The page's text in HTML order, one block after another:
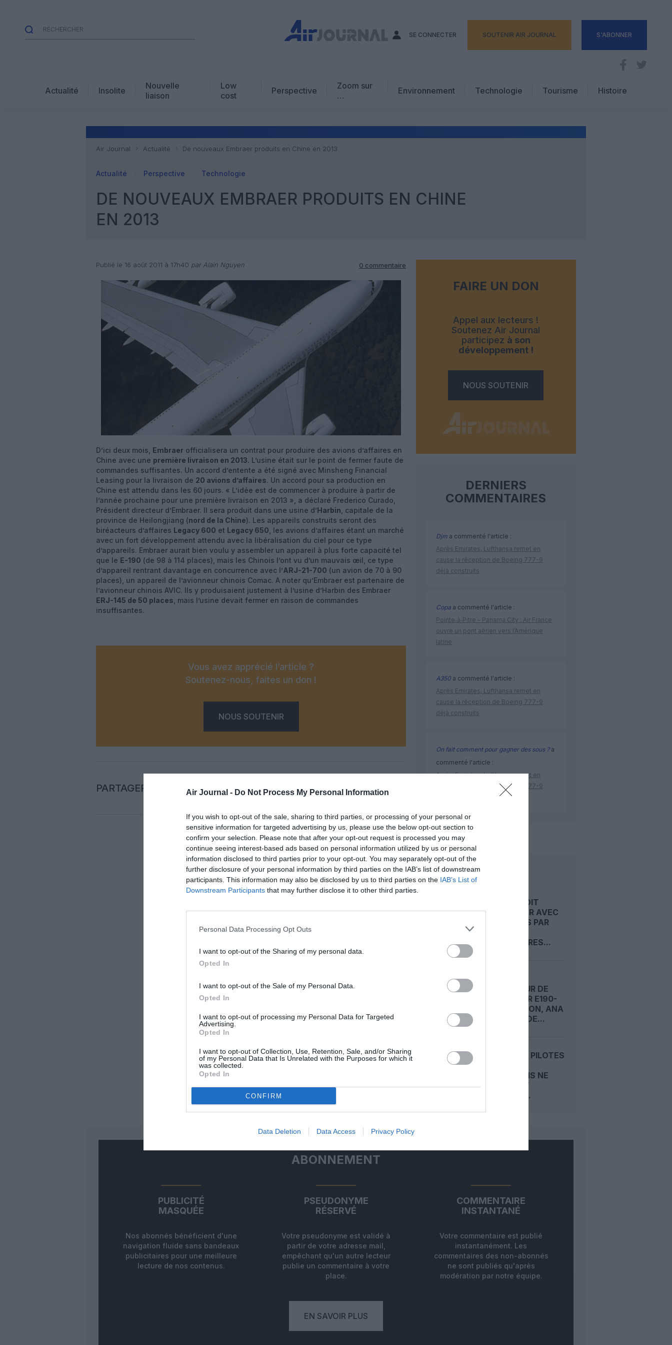
Air Journal - Do Not Process My Personal Information
If you wish to opt-out of the sale, sharing to third parties, or processing of your personal or
sensitive information for targeted advertising by us, please use the below opt-out section to
confirm your selection. Please note that after your opt-out request is processed you may
continue seeing interest-based ads based on personal information utilized by us or personal
information disclosed to third parties prior to your opt-out. You may separately opt-out of the
further disclosure of your personal information by third parties on the IAB’s list of downstream
participants. This information may also be disclosed by us to third parties on the IAB’s List of
Downstream Participants that may further disclose it to other third parties.
Personal Data Processing Opt Outs
I want to opt-out of the Sharing of my personal data.
Opted In
I want to opt-out of the Sale of my Personal Data.
Opted In
I want to opt-out of processing my Personal Data for Targeted
Advertising.
Opted In
I want to opt-out of Collection, Use, Retention, Sale, and/or Sharing
of my Personal Data that Is Unrelated with the Purposes for which it
was collected.
Opted In
CONFIRM
Data Deletion Data Access Privacy Policy
SE CONNECTER SOUTENIR AIR JOURNAL S'ABONNER
Actualité Insolite
Nouvelle
liaison
Low
cost
Perspective
Zoom sur
…
Avis d’expert
Environnement Technologie
Tourisme
Hôtellerie
Histoire
Air Journal Actualité De nouveaux Embraer produits en Chine en 2013
Actualité Perspective Technologie
DE NOUVEAUX EMBRAER PRODUITS EN CHINE
EN 2013
Publié le 16 août 2011 à 17h40 par Alain Nguyen 0 commentaire
D’ici deux mois, Embraer officialisera un contrat pour produire des avions d’affaires en
Chine avec une première livraison en 2013. L’usine était sur le point de fermer faute de
commandes suffisantes. Un accord d’entente a été signé avec Minsheng Financial
Leasing pour la livraison de 20 avions d’affaires. Un accord pour sa production en
Chine est attendu dans les 60 jours. « L’idée est de commencer à produire à partir de
l’année prochaine pour une première livraison en 2013 », a déclaré Frederico Curado,
Président directeur d’Embraer. Il sera produit dans une usine d’Harbin , capitale de la
province de Heilongjiang (nord de la Chine). Les appareils construits seront des
biréacteurs d’affaires Legacy 600 et Legacy 650 , les avions d’affaires étant un marché
avec un fort développement attendu avec la libéralisation du ciel pour ce type
d’appareils. Embraer aurait bien voulu y assembler un appareil à plus forte capacité tel
que le E-190 (de 98 à 114 places), mais les Chinois l’ont vu d’un mauvais œil, ce type
d’appareil rentrant davantage en concurrence avec l’ARJ-21-700 (un avion de 70 à 90
places), un appareil de l’avionneur chinois Comac. A noter qu’Embraer est partenaire de
l’avionneur chinois AVIC. Ils y produisaient justement à l’usine d’Harbin des Embraer
ERJ-145 de 50 places , mais l’usine devait fermer en raison de commandes
insuffisantes.
Vous avez apprécié l’article ?
Soutenez-nous, faites un don !
NOUS SOUTENIR
PARTAGER L'ARTICLE
Aucun commentaire !
LAISSER UN COMMENTAIRE
FAIRE UN DON
Appel aux lecteurs !
Soutenez Air Journal
participez à son
développement !
NOUS SOUTENIR
DERNIERS
COMMENTAIRES
Djm a commenté l'article :
Après Emirates, Lufthansa remet en
cause la réception de Boeing 777-9
déjà construits
Copa a commenté l'article :
Pointe‑à‑Pitre – Panama City : Air France
ouvre un pont aérien vers l’Amérique
latine
A350 a commenté l'article :
Après Emirates, Lufthansa remet en
cause la réception de Boeing 777-9
déjà construits
On fait comment pour gagner des sous ?a
commenté l'article :
Après Emirates, Lufthansa remet en
cause la réception de Boeing 777-9
chine embraer
LIRE AUSSI
AIRBUS DOIT
ACCÉLÉRER AVEC
90 AVIONS PAR
NÉCESSAIRES...
OPÉRATEUR DE
L’EMBRAER E190-
E2 AU JAPON, ANA
COMMANDE...
C919 : LES PILOTES
EUROPÉENS NE
RELÈVENT
« AUCUN...
ABONNEMENT
PUBLICITÉ
MASQUÉE
Nos abonnés bénéficient d'une
navigation fluide sans bandeaux
publicitaires pour une meilleure
lecture de nos contenus.
PSEUDONYME
RÉSERVÉ
Votre pseudonyme est validé à
partir de votre adresse mail,
empêchant qu'un autre lecteur
publie un commentaire à votre
place.
COMMENTAIRE
INSTANTANÉ
Votre commentaire est publié
instantanément. Les
commentaires des non-abonnés
ne sont publiés qu'après
modération par notre équipe.
EN SAVOIR PLUS